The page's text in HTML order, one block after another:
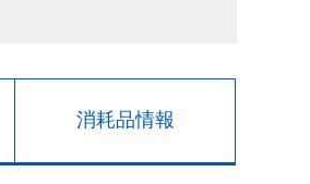
消耗品情報